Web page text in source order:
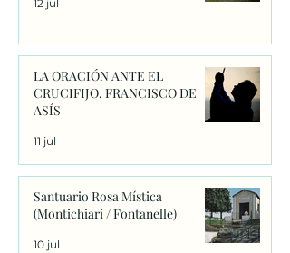
12 jul
LA ORACIÓN ANTE EL
CRUCIFIJO. FRANCISCO DE
ASÍS
11 jul
Santuario Rosa Mística
(Montichiari / Fontanelle)
10 jul